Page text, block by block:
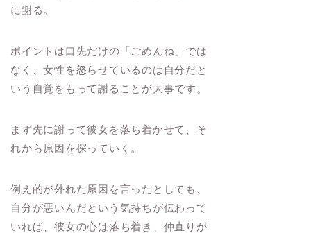
に謝る。
ポイントは口先だけの「ごめんね」では
なく、女性を怒らせているのは自分だと
いう自覚をもって謝ることが大事です。
まず先に謝って彼女を落ち着かせて、そ
れから原因を探っていく。
例え的が外れた原因を言ったとしても、
自分が悪いんだという気持ちが伝わって
いれば、彼女の心は落ち着き、仲直りが